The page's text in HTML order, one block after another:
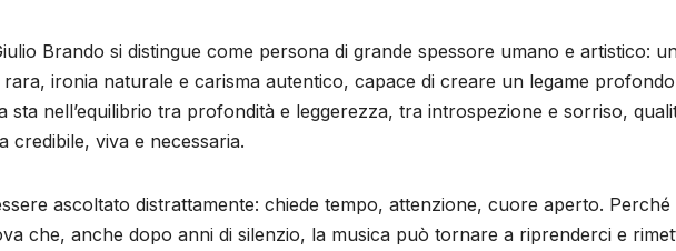
Brando si distingue come persona di grande spessore umano e artistico:
ironia naturale e carisma autentico, capace di creare un legame
sta nell’equilibrio tra profondità e leggerezza, tra introspezione e sorriso,
credibile, viva e necessaria.
ascoltato distrattamente: chiede tempo, attenzione, cuore aperto. Perché
che, anche dopo anni di silenzio, la musica può tornare a riprenderci e